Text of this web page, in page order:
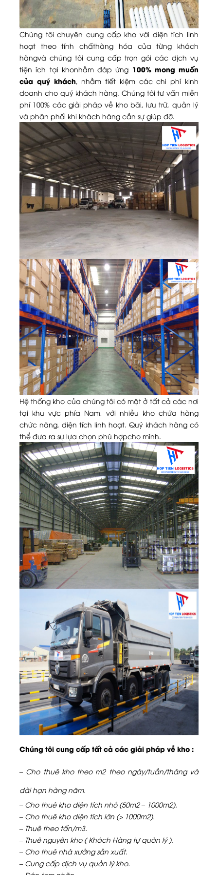
Chúng tôi chuyên cung cấp kho với diện tích linh
hoạt theo tính chấthàng hóa của từng khách
hàngvà chúng tôi cung cấp trọn gói các dịch vụ
tiện ích tại khonhằm đáp ứng 100% mong muốn
của quý khách, nhằm tiết kiệm các chi phí kinh
doanh cho quý khách hàng. Chúng tôi tư vấn miễn
phí 100% các giải pháp về kho bãi, lưu trữ, quản lý
và phân phối khi khách hàng cần sự giúp đỡ.
Hệ thống kho của chúng tôi có mặt ở tất cả các nơi
tại khu vực phía Nam, với nhiều kho chứa hàng
chức năng, diện tích linh hoạt. Quý khách hàng có
thể đưa ra sự lựa chọn phù hợpcho mình.
Chúng tôi cung cấp tất cả các giải pháp về kho :
– Cho thuê kho theo m2 theo ngày/tuần/tháng và
dài hạn hàng năm.
– Cho thuê kho diện tích nhỏ (50m2 – 1000m2).
– Cho thuê kho diện tích lớn (> 1000m2).
– Thuê theo tấn/m3.
– Thuê nguyên kho ( Khách Hàng tự quản lý ).
– Cho thuê nhà xưởng sản xuất.
– Cung cấp dịch vụ quản lý kho.